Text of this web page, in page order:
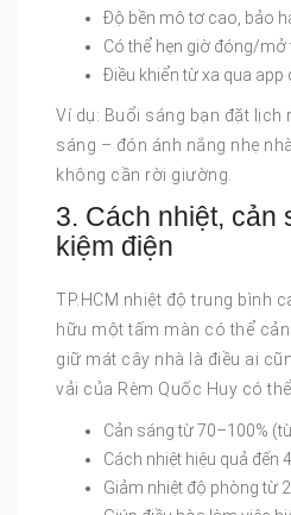
Độ bền mô tơ cao, bảo
Có thể hẹn giờ đóng/mở
Điều khiển từ xa qua app
Ví dụ: Buổi sáng bạn đặt lịch
sáng – đón ánh nắng nhẹ
không cần rời giường.
3. Cách nhiệt, cản
kiệm điện
TP.HCM nhiệt độ trung bình
hữu một tấm màn có thể
giữ mát cây nhà là điều ai
vải của Rèm Quốc Huy có
Cản sáng từ 70–100%
Cách nhiệt hiệu quả đến
Giảm nhiệt độ phòng từ